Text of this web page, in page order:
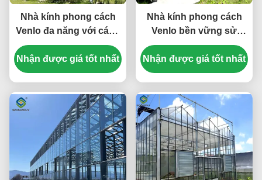
Nhà kính phong cách
Venlo đa năng với cách
điện năng lượng và
điều chỉnh khí hậu tự
động cho việc trồng trọt
Nhận được giá tốt nhất
Nhà kính phong cách
Venlo bền vững sử
dụng vật liệu năng
lượng và hệ thống năng
lượng tái tạo hỗ trợ các
xanh
Nhận được giá tốt nhất